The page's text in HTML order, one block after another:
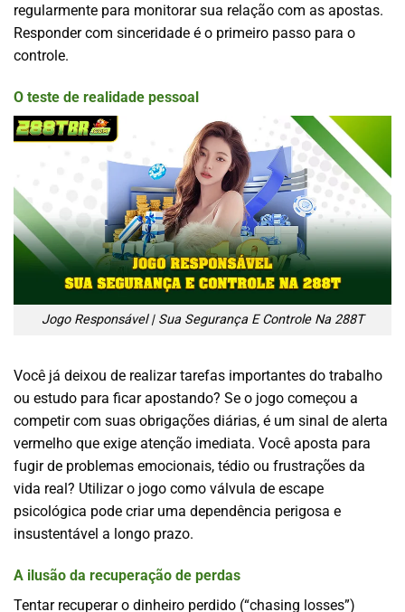
regularmente para monitorar sua relação com as apostas.
Responder com sinceridade é o primeiro passo para o
controle.
O teste de realidade pessoal
Jogo Responsável | Sua Segurança E Controle Na 288T
Você já deixou de realizar tarefas importantes do trabalho
ou estudo para ficar apostando? Se o jogo começou a
competir com suas obrigações diárias, é um sinal de alerta
vermelho que exige atenção imediata. Você aposta para
fugir de problemas emocionais, tédio ou frustrações da
vida real? Utilizar o jogo como válvula de escape
psicológica pode criar uma dependência perigosa e
insustentável a longo prazo.
A ilusão da recuperação de perdas
Tentar recuperar o dinheiro perdido (“chasing losses”)